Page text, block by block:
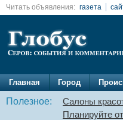
Читать объявления: газета
Главная Город
Полезное: Салоны
Планируйте